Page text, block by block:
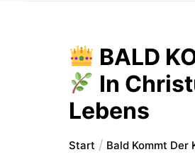
BALD
In
Lebens
Start Bald Kommt Der